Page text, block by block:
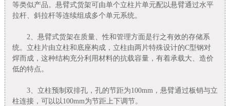
等类似产品。悬臂式货架可由单个立柱片单元配以悬臂通过水平
拉杆、斜拉杆等连续组成多个单元系统。
2、悬臂式货架在质量、性和管理方面是行之有效的存储系
统。立柱片由立柱和底座构成，立柱由两片特殊设计的C型钢对
焊而成，这种结构充分利用材料的抗载容量，有着承载大、造价
低的特点。
3、立柱预制双排孔，孔的节距为100mm，悬臂通过板销与立
柱连接，可以以100mm为节距上下调节。